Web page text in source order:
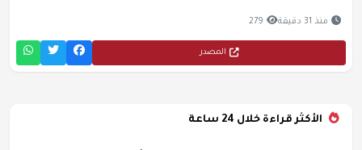
منذ 31 دقيقة 279
المصدر
الأكثر قراءة خلال 24 ساعة